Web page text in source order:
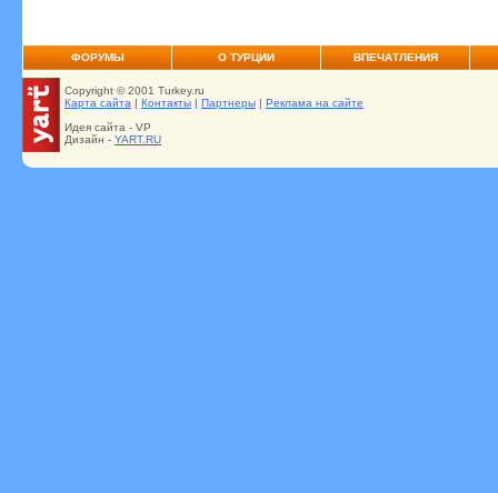
ФОРУМЫ О ТУРЦИИ ВПЕЧАТЛЕНИЯ
Copyright © 2001 Turkey.ru
Карта сайта | Контакты | Партнеры | Реклама на сайте
Идея сайта - VP
Дизайн - YART.RU